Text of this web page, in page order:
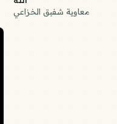
معاوية شفيق الخزاعي